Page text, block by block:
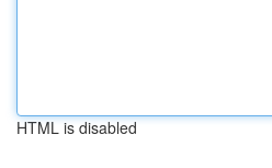
HTML is disabled